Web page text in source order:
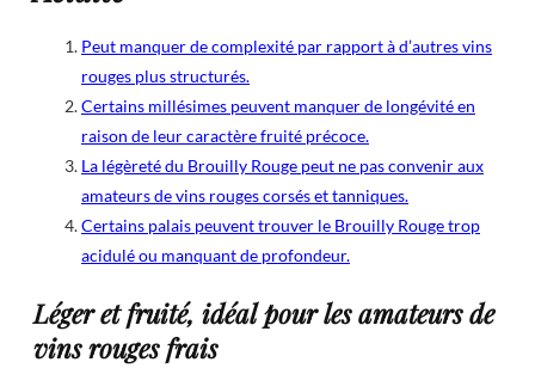
Peut manquer de complexité par rapport à d’autres vins
rouges plus structurés.
Certains millésimes peuvent manquer de longévité en
raison de leur caractère fruité précoce.
La légèreté du Brouilly Rouge peut ne pas convenir aux
amateurs de vins rouges corsés et tanniques.
Certains palais peuvent trouver le Brouilly Rouge trop
acidulé ou manquant de profondeur.
Léger et fruité, idéal pour les amateurs de
vins rouges frais